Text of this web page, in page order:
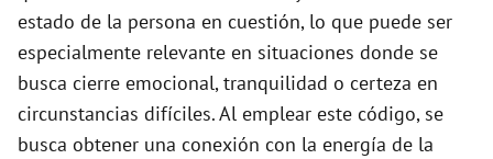
estado de la persona en cuestión, lo que puede ser
especialmente relevante en situaciones donde se
busca cierre emocional, tranquilidad o certeza en
circunstancias difíciles. Al emplear este código, se
busca obtener una conexión con la energía de la